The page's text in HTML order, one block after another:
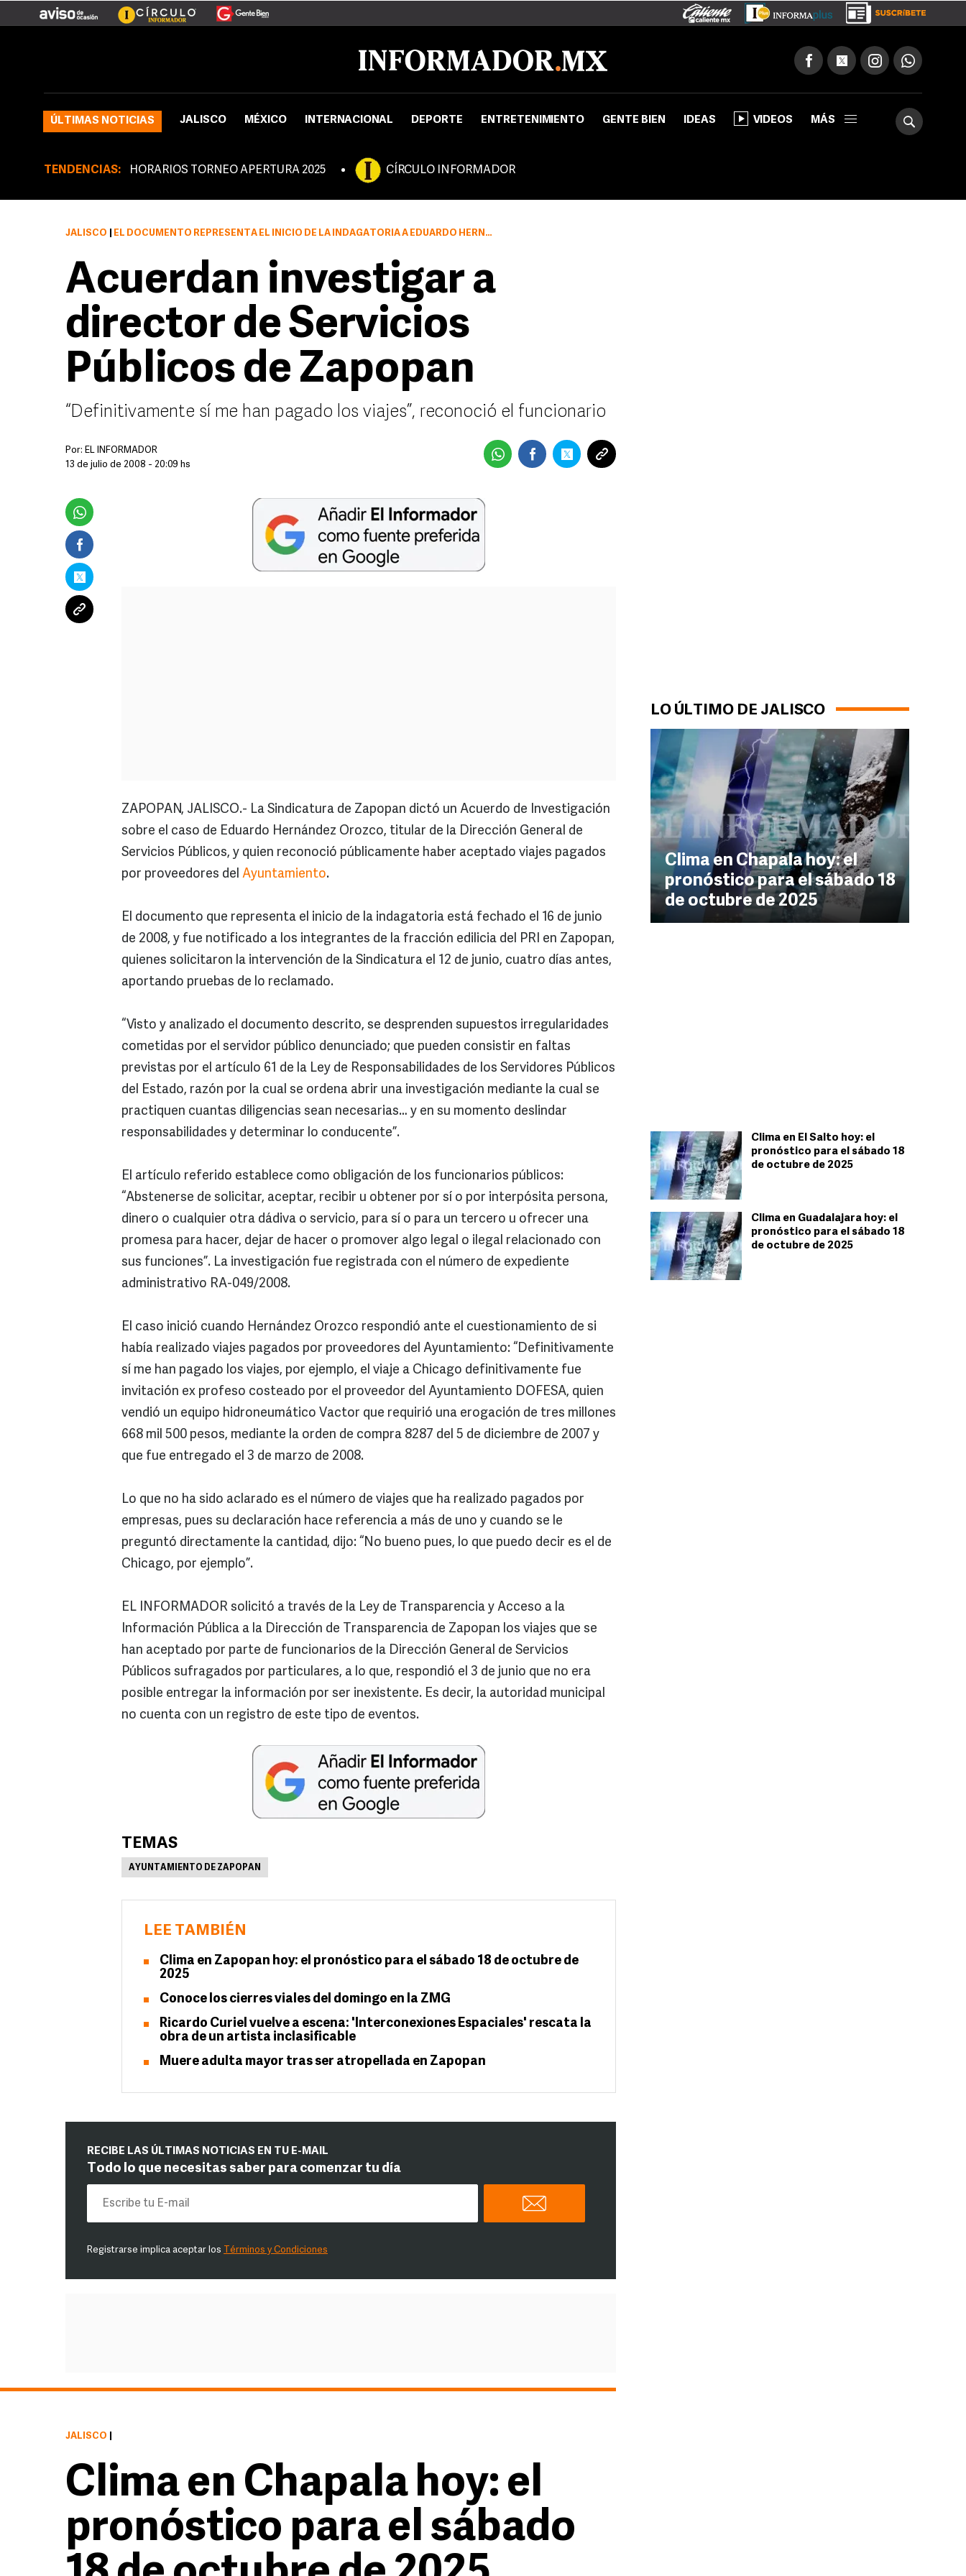
ÚLTIMAS NOTICIAS JALISCO MÉXICO INTERNACIONAL DEPORTE ENTRETENIMIENTO GENTE BIEN IDEAS VIDEOS MÁS
TENDENCIAS: HORARIOS TORNEO APERTURA 2025 CÍRCULO INFORMADOR
LO ÚLTIMO DE JALISCO
Clima en Chapala hoy: el
pronóstico para el sábado 18
de octubre de 2025
Clima en El Salto hoy: el
pronóstico para el sábado 18
de octubre de 2025
Clima en Guadalajara hoy: el
pronóstico para el sábado 18
de octubre de 2025
JALISCO EL DOCUMENTO REPRESENTA EL INICIO DE LA INDAGATORIA A EDUARDO HERNÁNDEZ OROZCO
Acuerdan investigar a
director de Servicios
Públicos de Zapopan
“Definitivamente sí me han pagado los viajes”, reconoció el funcionario
Por: EL INFORMADOR
13 de julio de 2008 - 20:09 hs
ZAPOPAN, JALISCO.- La Sindicatura de Zapopan dictó un Acuerdo de Investigación
sobre el caso de Eduardo Hernández Orozco, titular de la Dirección General de
Servicios Públicos, y quien reconoció públicamente haber aceptado viajes pagados
por proveedores del Ayuntamiento.
El documento que representa el inicio de la indagatoria está fechado el 16 de junio
de 2008, y fue notificado a los integrantes de la fracción edilicia del PRI en Zapopan,
quienes solicitaron la intervención de la Sindicatura el 12 de junio, cuatro días antes,
aportando pruebas de lo reclamado.
“Visto y analizado el documento descrito, se desprenden supuestos irregularidades
cometidas por el servidor público denunciado; que pueden consistir en faltas
previstas por el artículo 61 de la Ley de Responsabilidades de los Servidores Públicos
del Estado, razón por la cual se ordena abrir una investigación mediante la cual se
practiquen cuantas diligencias sean necesarias… y en su momento deslindar
responsabilidades y determinar lo conducente”.
El artículo referido establece como obligación de los funcionarios públicos:
“Abstenerse de solicitar, aceptar, recibir u obtener por sí o por interpósita persona,
dinero o cualquier otra dádiva o servicio, para sí o para un tercero u ofrecer una
promesa para hacer, dejar de hacer o promover algo legal o ilegal relacionado con
sus funciones”. La investigación fue registrada con el número de expediente
administrativo RA-049/2008.
El caso inició cuando Hernández Orozco respondió ante el cuestionamiento de si
había realizado viajes pagados por proveedores del Ayuntamiento: “Definitivamente
sí me han pagado los viajes, por ejemplo, el viaje a Chicago definitivamente fue
invitación ex profeso costeado por el proveedor del Ayuntamiento DOFESA, quien
vendió un equipo hidroneumático Vactor que requirió una erogación de tres millones
668 mil 500 pesos, mediante la orden de compra 8287 del 5 de diciembre de 2007 y
que fue entregado el 3 de marzo de 2008.
Lo que no ha sido aclarado es el número de viajes que ha realizado pagados por
empresas, pues su declaración hace referencia a más de uno y cuando se le
preguntó directamente la cantidad, dijo: “No bueno pues, lo que puedo decir es el de
Chicago, por ejemplo”.
EL INFORMADOR solicitó a través de la Ley de Transparencia y Acceso a la
Información Pública a la Dirección de Transparencia de Zapopan los viajes que se
han aceptado por parte de funcionarios de la Dirección General de Servicios
Públicos sufragados por particulares, a lo que, respondió el 3 de junio que no era
posible entregar la información por ser inexistente. Es decir, la autoridad municipal
no cuenta con un registro de este tipo de eventos.
TEMAS
AYUNTAMIENTO DE ZAPOPAN
LEE TAMBIÉN
Clima en Zapopan hoy: el pronóstico para el sábado 18 de octubre de
2025
Conoce los cierres viales del domingo en la ZMG
Ricardo Curiel vuelve a escena: 'Interconexiones Espaciales' rescata la
obra de un artista inclasificable
Muere adulta mayor tras ser atropellada en Zapopan
RECIBE LAS ÚLTIMAS NOTICIAS EN TU E-MAIL
Todo lo que necesitas saber para comenzar tu día
Registrarse implica aceptar los Términos y Condiciones
JALISCO
Clima en Chapala hoy: el
pronóstico para el sábado